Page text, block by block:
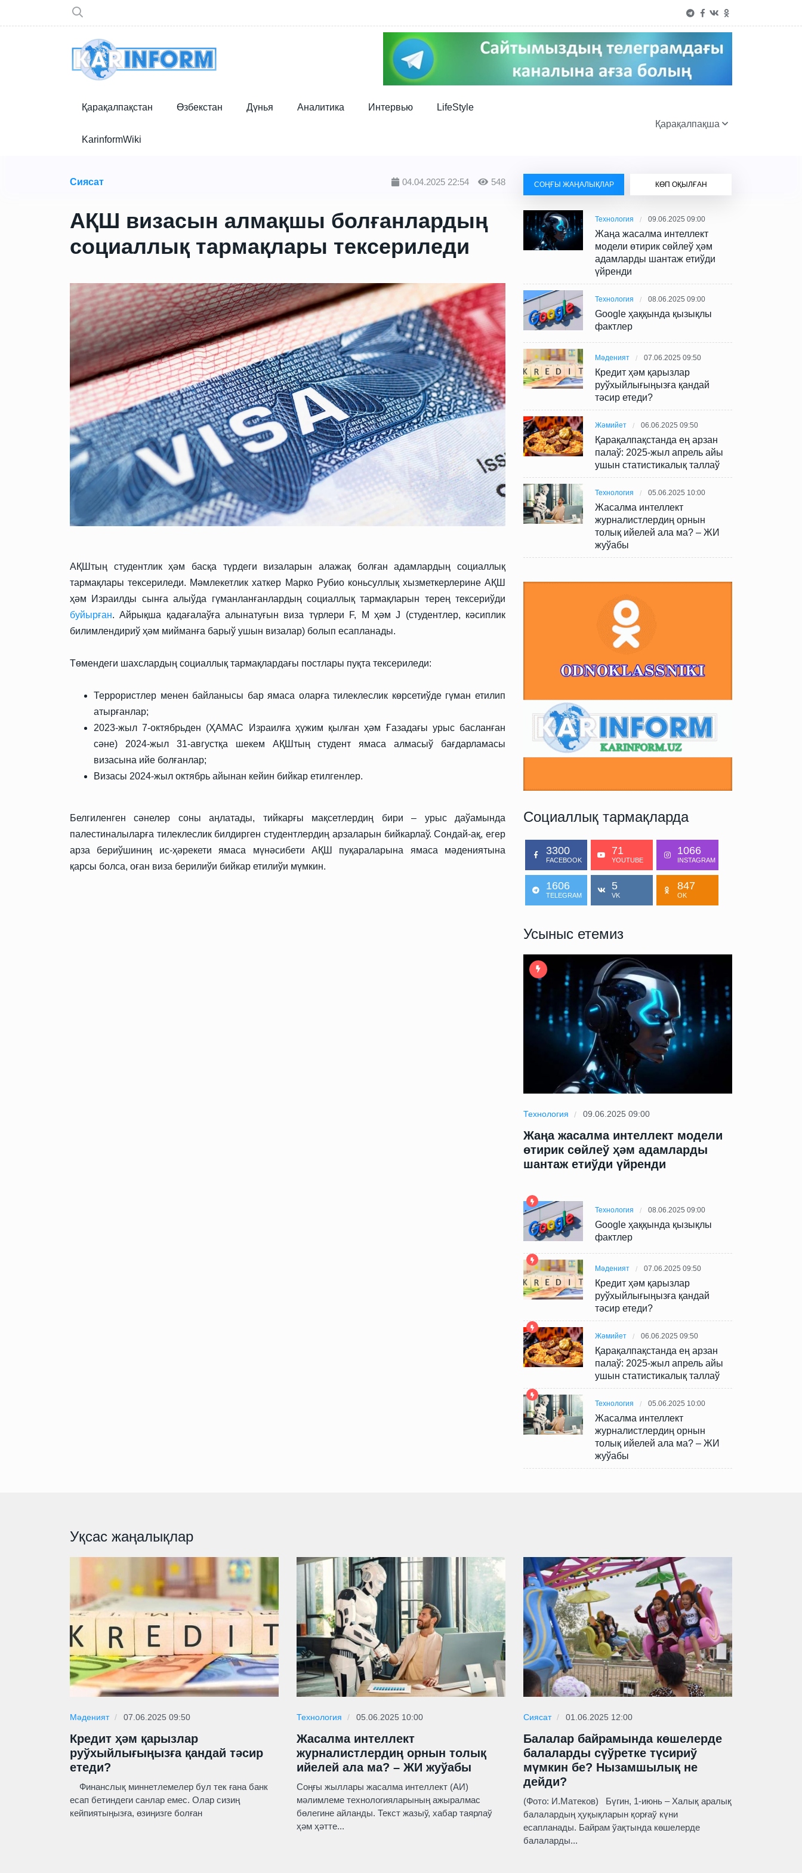
Қарақалпақстан Өзбекстан Дүнья Аналитика Интервью LifeStyle
KarinformWiki
Қарақалпақша
Сиясат 04.04.2025 22:54 548
АҚШ визасын алмақшы болғанлардың
социаллық тармақлары тексериледи
АҚШтың студентлик ҳәм басқа түрдеги визаларын алажақ болған адамлардың социаллық
тармақлары тексериледи. Мәмлекетлик хаткер Марко Рубио коньсуллық хызметкерлерине АҚШ
ҳәм Израилды сынға алыўда гүманланғанлардың социаллық тармақларын терең тексериўди
буйырған. Айрықша қадағалаўға алынатуғын виза түрлери F, M ҳәм J (студентлер, кәсиплик
билимлендириў ҳәм мийманға барыў ушын визалар) болып есапланады.
Төмендеги шахслардың социаллық тармақлардағы постлары пуқта тексериледи:
Террористлер менен байланысы бар ямаса оларға тилеклеслик көрсетиўде гүман етилип
атырғанлар;
2023-жыл 7-октябрьден (ҲАМАС Израилға ҳүжим қылған ҳәм Ғазадағы урыс басланған
сәне) 2024-жыл 31-августқа шекем АҚШтың студент ямаса алмасыў бағдарламасы
визасына ийе болғанлар;
Визасы 2024-жыл октябрь айынан кейин бийкар етилгенлер.
Белгиленген сәнелер соны аңлатады, тийкарғы мақсетлердиң бири – урыс даўамында
палестиналыларға тилеклеслик билдирген студентлердиң арзаларын бийкарлаў.Сондай-ақ, егер
арза бериўшиниң ис-ҳәрекети ямаса мүнәсибети АҚШ пуқараларына ямаса мәдениятына
қарсы болса, оған виза берилиўи бийкар етилиўи мүмкин.
СОҢҒЫ ЖАҢАЛЫҚЛАР КӨП ОҚЫЛҒАН
Технология 09.06.2025 09:00
Жаңа жасалма интеллект
модели өтирик сөйлеў ҳәм
адамларды шантаж етиўди
үйренди
Технология 08.06.2025 09:00
Google ҳаққында қызықлы
фактлер
Мәденият 07.06.2025 09:50
Кредит ҳәм қарызлар
руўхыйлығыңызға қандай
тәсир етеди?
Жәмийет 06.06.2025 09:50
Қарақалпақстанда ең арзан
палаў: 2025-жыл апрель айы
ушын статистикалық таллаў
Технология 05.06.2025 10:00
Жасалма интеллект
журналистлердиң орнын
толық ийелей ала ма? – ЖИ
жуўабы
Социаллық тармақларда
3300
FACEBOOK
71
YOUTUBE
1066
INSTAGRAM
1606
TELEGRAM
5
VK
847
OK
Усыныс етемиз
Технология 09.06.2025 09:00
Жаңа жасалма интеллект модели
өтирик сөйлеў ҳәм адамларды
шантаж етиўди үйренди
Технология 08.06.2025 09:00
Google ҳаққында қызықлы
фактлер
Мәденият 07.06.2025 09:50
Кредит ҳәм қарызлар
руўхыйлығыңызға қандай
тәсир етеди?
Жәмийет 06.06.2025 09:50
Қарақалпақстанда ең арзан
палаў: 2025-жыл апрель айы
ушын статистикалық таллаў
Технология 05.06.2025 10:00
Жасалма интеллект
журналистлердиң орнын
толық ийелей ала ма? – ЖИ
жуўабы
Уқсас жаңалықлар
Мәденият 07.06.2025 09:50
Кредит ҳәм қарызлар
руўхыйлығыңызға қандай тәсир
етеди?
Финанслық миннетлемелер бул тек ғана банк
есап бетиндеги санлар емес. Олар сизиң
кейпиятыңызға, өзиңизге болған
Технология 05.06.2025 10:00
Жасалма интеллект
журналистлердиң орнын толық
ийелей ала ма? – ЖИ жуўабы
Соңғы жыллары жасалма интеллект (АИ)
мәлимлеме технологияларының ажыралмас
бөлегине айланды. Текст жазыў, хабар таярлаў
ҳәм ҳәтте...
Сиясат 01.06.2025 12:00
Балалар байрамында көшелерде
балаларды сүўретке түсириў
мүмкин бе? Нызамшылық не
дейди?
(Фото: И.Матеков) Бүгин, 1-июнь – Халық аралық
балалардың ҳуқықларын қорғаў күни
есапланады. Байрам ўақтында көшелерде
балаларды...